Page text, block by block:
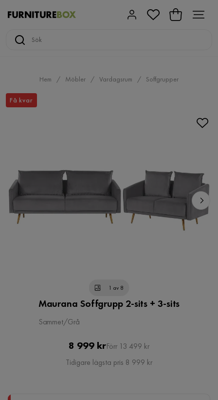
Hem Möbler Vardagsrum Soffgrupper
Få kvar
1 av 8
Maurana Soffgrupp 2-sits + 3-sits
Sammet/Grå
Pris
8 999 krOriginal
Pris
Förr 13 499 kr
Tidigare lägsta pris 8 999 kr